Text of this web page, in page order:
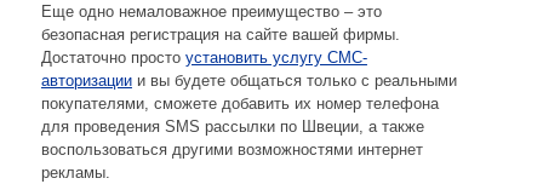
Еще одно немаловажное преимущество – это
безопасная регистрация на сайте вашей фирмы.
Достаточно просто установить услугу СМС-
авторизациии вы будете общаться только с реальными
покупателями, сможете добавить их номер телефона
для проведения SMS рассылки по Швеции, а также
воспользоваться другими возможностями интернет
рекламы.